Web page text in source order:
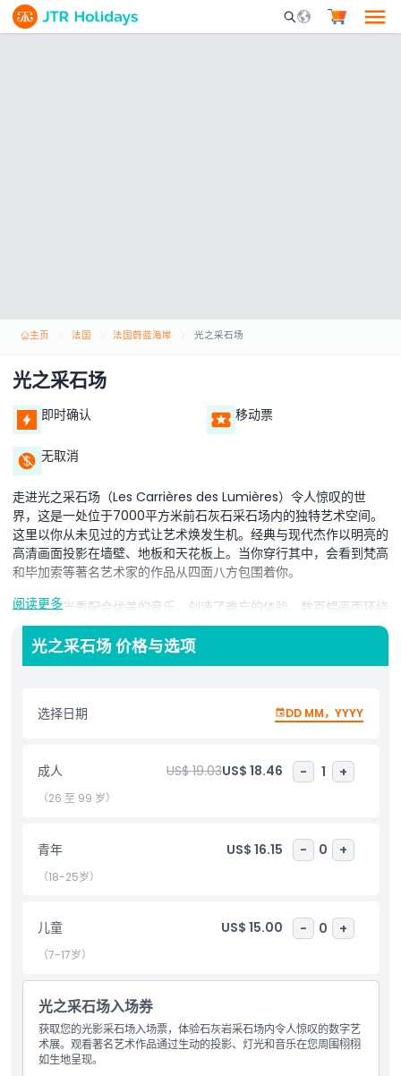
Mobile Search
主页 法国 法国蔚蓝海岸 光之采石场
光之采石场
即时确认 移动票
无取消
走进光之采石场（Les Carrières des Lumières）令人惊叹的世
界，这是一处位于7000平方米前石灰石采石场内的独特艺术空间。
这里以你从未见过的方式让艺术焕发生机。经典与现代杰作以明亮的
高清画面投影在墙壁、地板和天花板上。当你穿行其中，会看到梵高
和毕加索等著名艺术家的作品从四面八方包围着你。
绚丽的灯光秀配合优美的音乐，创造了难忘的体验。数百幅画面环绕
移动，让你仿佛成为艺术品的一部分。光、声、色彩的结合将艺术转
化为互动旅程。不仅仅是观赏绘画，更是以全新而激动人心的方式体
验艺术。光之采石场是热爱艺术且希望与历史上的伟大作品产生联系
亮点
不适合
营业时间
需要了解的事项
阅读更多
光之采石场 价格与选项
选择日期 DD MM，YYYY
成人 US$ 19.03US$ 18.46 - 1 +
（26 至 99 岁）
青年 US$ 16.15 - 0 +
（18-25岁）
儿童 US$ 15.00 - 0 +
（7-17岁）
光之采石场入场券
获取您的光影采石场入场票，体验石灰岩采石场内令人惊叹的数字艺
术展。观看著名艺术作品通过生动的投影、灯光和音乐在您周围栩栩
如生地呈现。